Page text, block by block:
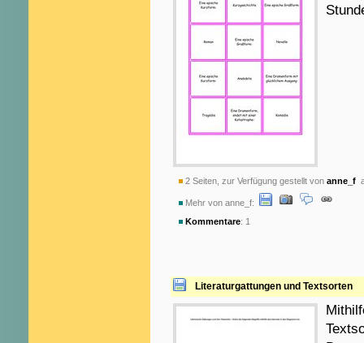
2 Seiten, zur Verfügung gestellt von anne_f
Mehr von anne_f:
Kommentare: 1
Literaturgattungen und Textsorten